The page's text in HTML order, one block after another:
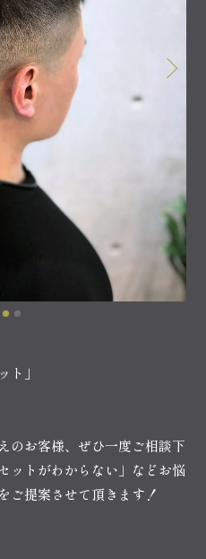
ト」
のお客様、ぜひ一度ご相談下
ットがわからない」などお悩
ご提案させて頂きます！